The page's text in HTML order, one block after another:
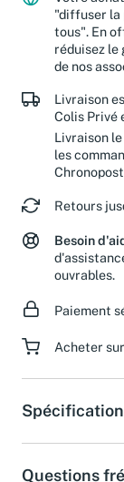
Votre
"diffuser la
tous". En
réduisez le
de nos
Livraison
Colis Privé
Livraison le
les
Retours
Besoin